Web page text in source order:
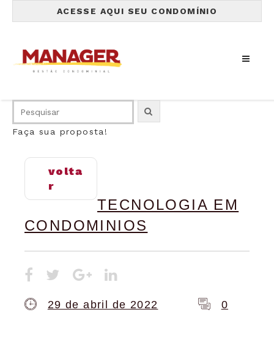
ACESSE AQUI SEU CONDOMÍNIO
Faça sua proposta!
volta
r
TECNOLOGIA EM
CONDOMINIOS
29 de abril de 2022 0